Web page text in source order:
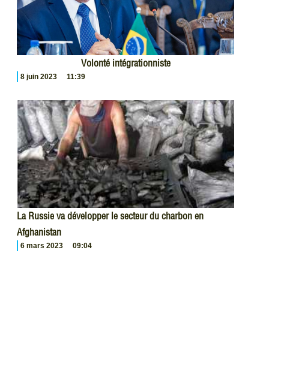
Volonté intégrationniste
8 juin 2023 11:39
La Russie va développer le secteur du charbon en
Afghanistan
6 mars 2023 09:04